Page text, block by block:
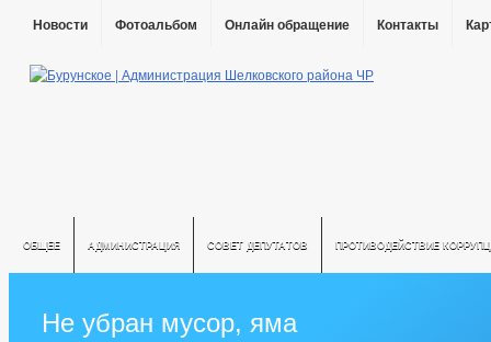
Новости Фотоальбом Онлайн обращение Контакты
ОБЩЕЕ АДМИНИСТРАЦИЯ СОВЕТ ДЕПУТАТОВ ПРОТИВОДЕЙСТВИЕ
Не убран мусор, яма